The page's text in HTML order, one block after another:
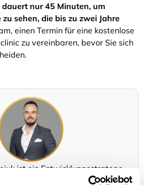
dauert nur 45 Minuten, um
sehen, die bis zu zwei Jahre
einen Termin für eine kostenlose
zu vereinbaren, bevor Sie sich
ist ein Entwicklungsstratege,
medizinischen Innovation mit